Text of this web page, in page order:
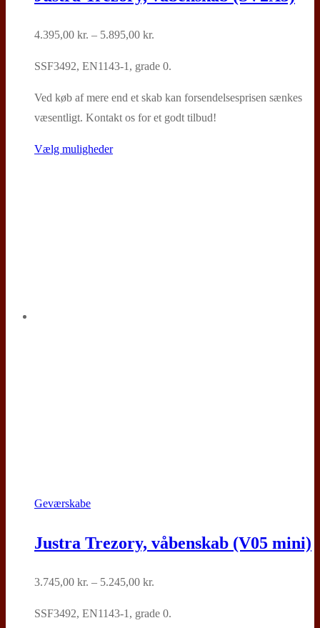
4.395,00 kr. – 5.895,00 kr.
til
5.895,00 kr.
SSF3492, EN1143-1, grade 0.
Ved køb af mere end et skab kan forsendelsesprisen sænkes
væsentligt. Kontakt os for et godt tilbud!
Vælg mulighederDette
Geværskabe
Justra Trezory, våbenskab (V05 mini)
3.745,00 kr. – 5.245,00 kr.
til
SSF3492, EN1143-1, grade 0.